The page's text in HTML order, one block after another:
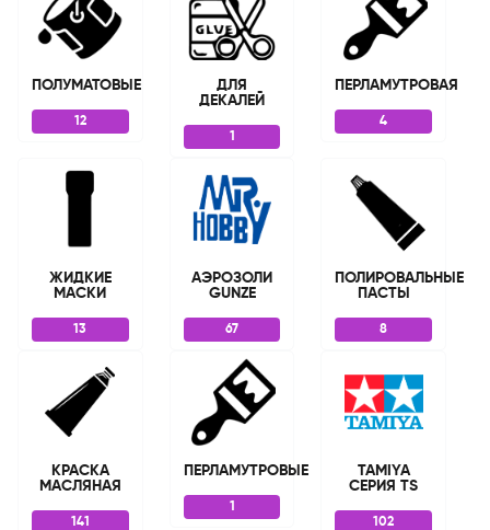
ПОЛУМАТОВЫЕ
12
ДЛЯ
ДЕКАЛЕЙ
1
ПЕРЛАМУТРОВАЯ
4
ЖИДКИЕ
МАСКИ
13
АЭРОЗОЛИ
GUNZE
67
ПОЛИРОВАЛЬНЫЕ
ПАСТЫ
8
КРАСКА
МАСЛЯНАЯ
141
ПЕРЛАМУТРОВЫЕ
1
TAMIYA
СЕРИЯ TS
102